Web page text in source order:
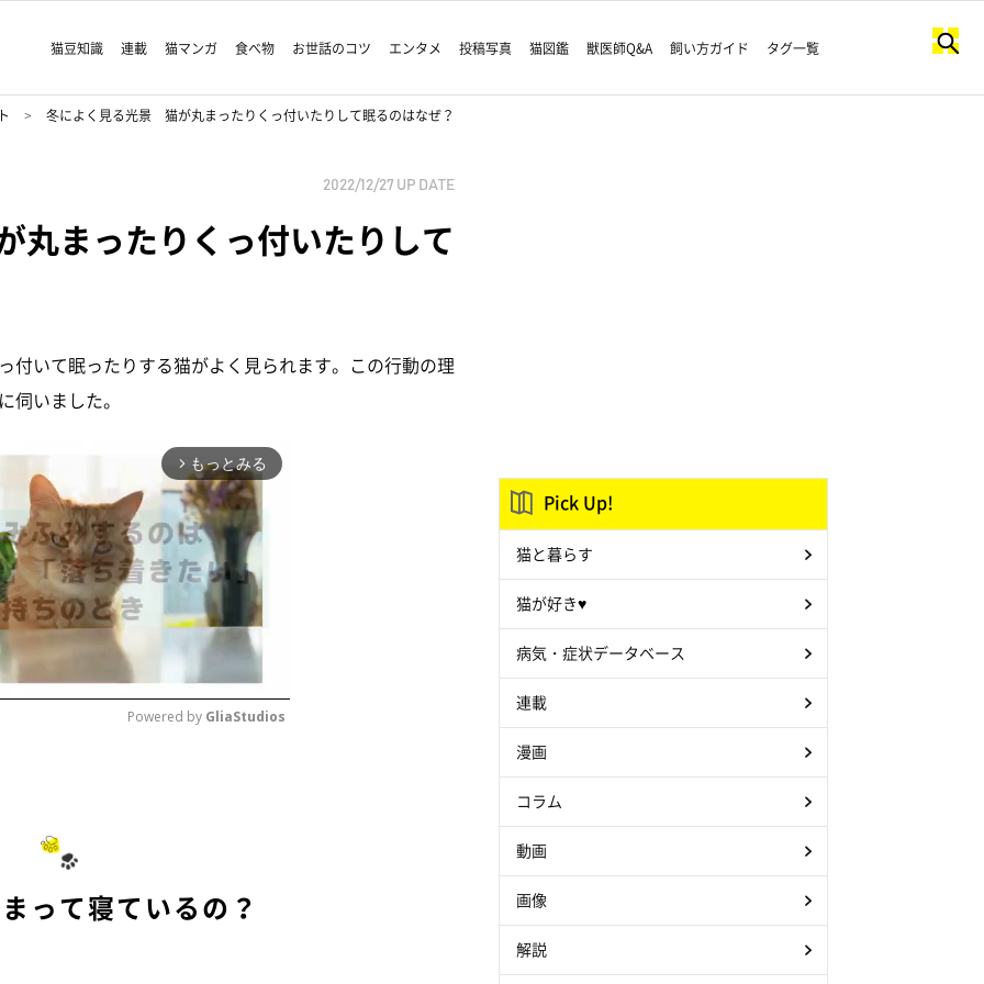
猫豆知識 連載 猫マンガ 食べ物 お世話のコツ エンタメ 投稿写真 猫図鑑 獣医師Q&A 飼い方ガイド タグ一覧
冬によく見る光景 猫が丸まったりくっ付いたりして眠るのはなぜ？
2022/12/27 UP DATE
まったりくっ付いたりして
付いて眠ったりする猫がよく見られます。この行動の理
伺いました。
arrow_forward_ios もっとみる
Powered by GliaStudios
って寝ているの？
Pick Up!
猫と暮らす
猫が好き♥
病気・症状データベース
連載
漫画
コラム
動画
画像
解説